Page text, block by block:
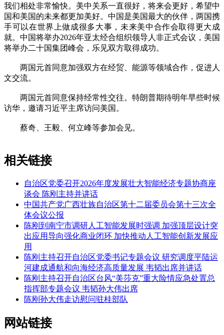
我们相处非常愉快。美中关系一直很好，将来会更好，希望中
国和美国的未来都更加美好。中国是美国最大的伙伴，两国携
手可以在世界上做成很多大事，未来美中合作会取得更大成
就。中国将举办2026年亚太经合组织领导人非正式会议，美国
将举办二十国集团峰会，乐见双方取得成功。
两国元首同意加强双方在经贸、能源等领域合作，促进人
文交流。
两国元首同意保持经常性交往。特朗普期待明年早些时候
访华，邀请习近平主席访问美国。
蔡奇、王毅、何立峰等参加会见。
相关链接
自治区党委召开2026年度发展壮大智能经济专题协商座
谈会 陈刚主持并讲话
中国共产党广西壮族自治区第十二届委员会第十三次全
体会议公报
陈刚到南宁市调研人工智能发展时强调 加强顶层设计突
出应用导向强化商业闭环 加快推动人工智能创新发展应
用
陈刚主持召开自治区党委书记专题会议 研究调度平陆运
河建成通航和向海经济高质量发展 韦韬出席并讲话
陈刚主持召开自治区台风“美莎克”重大险情应急处置总
指挥部专题会议 韦韬孙大伟出席
陈刚孙大伟走访慰问驻桂部队
网站链接